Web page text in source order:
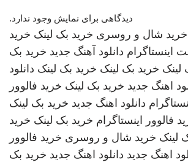
دیدگاهی برای نمایش وجود ندارد.
خرید شال و روسری خرید بک لینک خرید
اینستاگرام دانلود آهنگ جدید خرید بک
لینک خرید بک لینک خرید بک لینک دانلود
اهنگ جدید خرید بک لینک خرید فالوور
دانلود اهنگ جدید خرید بک لینک
فالوور اینستاگرام خرید بک لینک خرید
لینک خرید شال و روسری خرید فالوور
اهنگ جدید دانلود اهنگ جدید خرید بک